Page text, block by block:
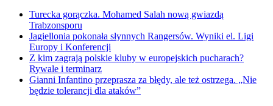
Turecka gorączka. Mohamed Salah nową gwiazdą
Trabzonsporu
Jagiellonia pokonała słynnych Rangersów. Wyniki el. Ligi
Europy i Konferencji
Z kim zagrają polskie kluby w europejskich pucharach?
Rywale i terminarz
Gianni Infantino przeprasza za błędy, ale też ostrzega. „Nie
będzie tolerancji dla ataków”